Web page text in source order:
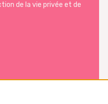
de la vie privée et de